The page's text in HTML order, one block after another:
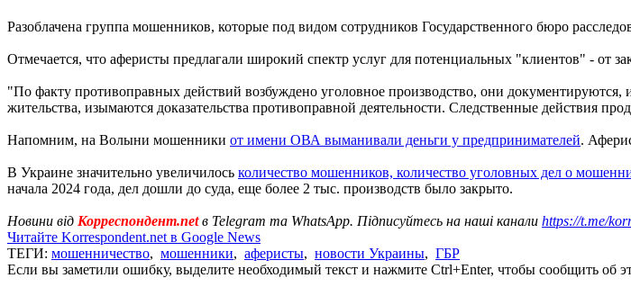
Разоблачена группа мошенников, которые под видом сотрудников Государственного бюро
Отмечается, что аферисты предлагали широкий спектр услуг для потенциальных "клиентов" - от
"По факту противоправных действий возбуждено уголовное производство, они
жительства, изымаются доказательства противоправной деятельности. Следственные действия
Напомним, на Волыни мошенники от имени ОВА выманивали деньги у предпринимателей.
В Украине значительно увеличилось количество мошенников, количество уголовных дел о
начала 2024 года, дел дошли до суда, еще более 2 тыс. производств было закрыто.
Новини від Корреспондент.netв Telegram та WhatsApp. Підписуйтесь на наші канали https://t.me/
Читайте Korrespondent.net в Google News
ТЕГИ: мошенничество, мошенники, аферисты, новости Украины, ГБР
Если вы заметили ошибку, выделите необходимый текст и нажмите Ctrl+Enter, чтобы сообщить об